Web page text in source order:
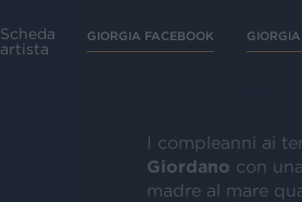
Scheda
artista
GIORGIA FACEBOOK
I compleanni ai
Giordano con una
madre al mare